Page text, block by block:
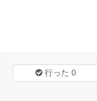
行った 0